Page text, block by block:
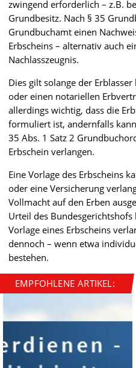
zwingend erforderlich – z.B.
Grundbesitz. Nach § 35
Grundbuchamt einen
Erbscheins – alternativ auch
Nachlasszeugnis.
Dies gilt solange der
oder einen notariellen
allerdings wichtig, dass die
formuliert ist, andernfalls
35 Abs. 1 Satz 2
Erbschein verlangen.
Eine Vorlage des Erbscheins
oder eine Versicherung
Vollmacht auf den Erben
Urteil des
Vorlage eines Erbscheins
dennoch – wenn etwa
bestehen.
EMPFOHLENE ARTIKEL: